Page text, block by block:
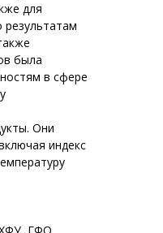
для
была
в сфере
Они
индекс